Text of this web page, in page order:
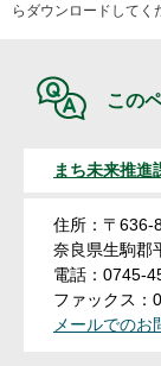
らダウンロードしてく
この
まち未来推進
住所：〒636-
奈良県生駒郡
電話：0745-
ファックス：
メールでのお